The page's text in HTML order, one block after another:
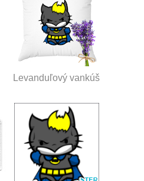
Levanduľový vankúš